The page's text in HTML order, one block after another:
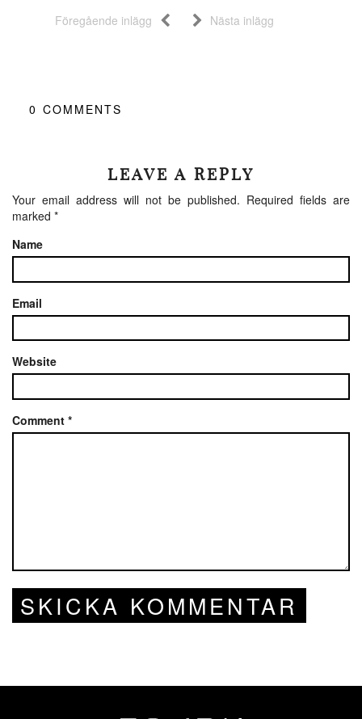
Föregående inlägg Nästa inlägg
0 COMMENTS
LEAVE A REPLY
Your email address will not be published. Required fields are
marked *
Name
Email
Website
Comment *
SKICKA KOMMENTAR